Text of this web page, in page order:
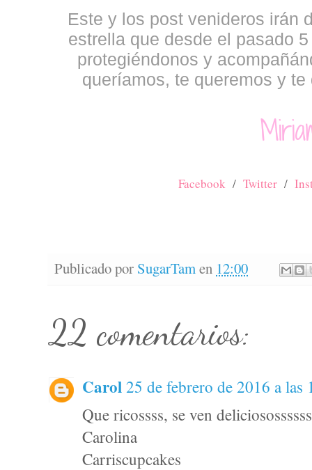
Este y los post venideros irán
estrella que desde el pasado
protegiéndonos y
queríamos, te queremos y
Facebook / Twitter /
Publicado por SugarTamen 12:00
22 comentarios:
Carol 25 de febrero de 2016 a las
Que ricossss, se ven
Carolina
Carriscupcakes